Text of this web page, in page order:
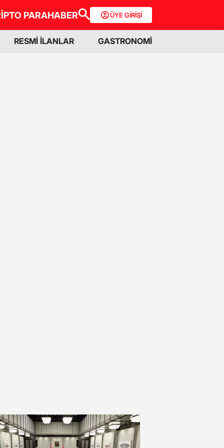
PARAHABER ÜYE GİRİŞİ
RESMİ İLANLAR GASTRONOMİ